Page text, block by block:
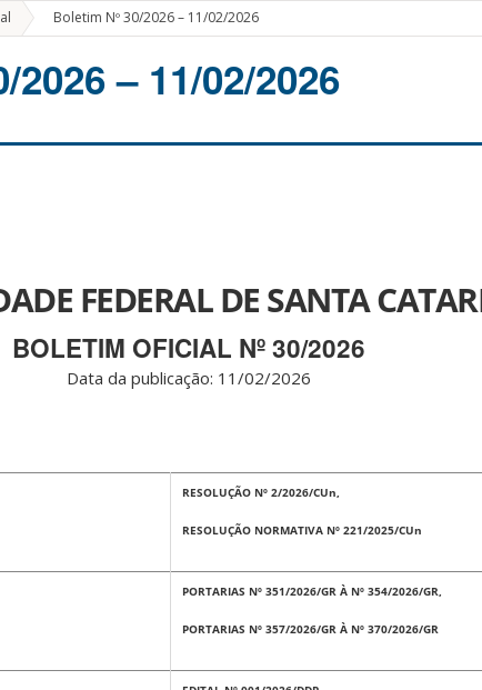
» Boletim Nº 30/2026 – 11/02/2026
2026 – 11/02/2026
FEDERAL DE SANTA
BOLETIM OFICIAL Nº 30/2026
Data da publicação: 11 /02/2026
RESOLUÇÃO Nº 2/2026/CUn,
RESOLUÇÃO NORMATIVA Nº 221/2025/CUn
PORTARIAS Nº 351/2026/GR À Nº 354/2026/GR,
PORTARIAS Nº 357/2026/GR À Nº 370/2026/GR